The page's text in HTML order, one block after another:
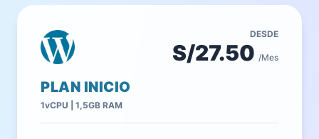
DESDE
S/27.50 /Mes
PLAN INICIO
1vCPU | 1,5GB RAM